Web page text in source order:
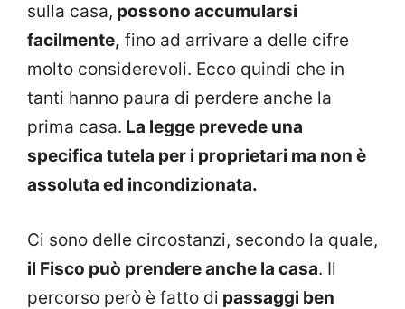
sulla casa, possono accumularsi
facilmente, fino ad arrivare a delle cifre
molto considerevoli. Ecco quindi che in
tanti hanno paura di perdere anche la
prima casa. La legge prevede una
specifica tutela per i proprietari ma non è
assoluta ed incondizionata.
Ci sono delle circostanzi, secondo la quale,
il Fisco può prendere anche la casa. Il
percorso però è fatto di passaggi ben